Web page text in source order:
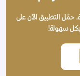
حمّل التطبيق الآن على
بكل سهولة!